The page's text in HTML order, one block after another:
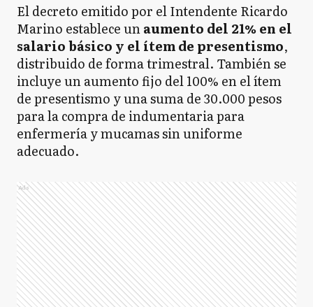
El decreto emitido por el Intendente Ricardo
Marino establece unaumento del 21% en el
salario básico y el ítem de presentismo,
distribuido de forma trimestral. También se
incluye un aumento fijo del 100% en el ítem
de presentismo y una suma de 30.000 pesos
para la compra de indumentaria para
enfermería y mucamas sin uniforme
adecuado.
Ads